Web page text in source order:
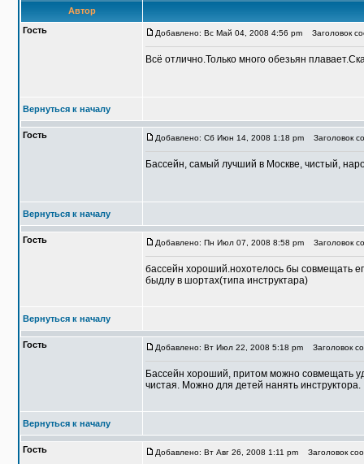
Автор
Гость
Добавлено: Вс Май 04, 2008 4:56 pm Заголовок
Всё отлично.Только много обезьян
Вернуться к началу
Гость Добавлено: Сб Июн 14, 2008 1:18 pm Заголовок
Бассейн, самый лучший в Москве, чистый,
Вернуться к началу
Гость Добавлено: Пн Июл 07, 2008 8:58 pm Заголовок
бассейн хороший.нохотелось бы совмещать
быдлу в шортах(типа инструктара)
Вернуться к началу
Гость Добавлено: Вт Июл 22, 2008 5:18 pm Заголовок
Бассейн хороший, притом можно совмещать
чистая. Можно для детей нанять инструктора.
Вернуться к началу
Гость Добавлено: Вт Авг 26, 2008 1:11 pm Заголовок